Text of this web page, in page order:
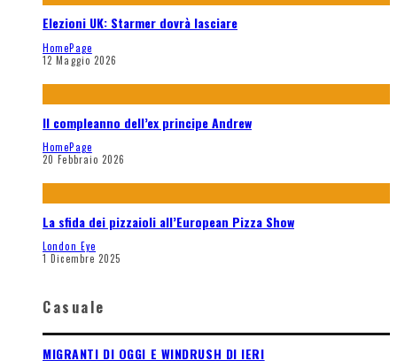
Elezioni UK: Starmer dovrà lasciare
HomePage
12 Maggio 2026
Il compleanno dell’ex principe Andrew
HomePage
20 Febbraio 2026
La sfida dei pizzaioli all’European Pizza Show
London Eye
1 Dicembre 2025
Casuale
MIGRANTI DI OGGI E WINDRUSH DI IERI